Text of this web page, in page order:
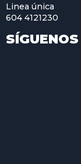
Linea única
604 4121230
SÍGUENOS